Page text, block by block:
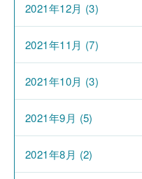
2021年12月 (3)
2021年11月 (7)
2021年10月 (3)
2021年9月 (5)
2021年8月 (2)